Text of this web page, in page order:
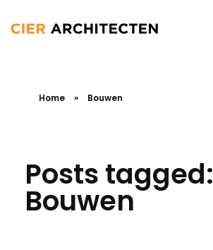
Home » Bouwen
Posts tagged:
Bouwen